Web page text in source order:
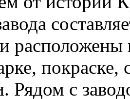
расположены
покраске,
Рядом с